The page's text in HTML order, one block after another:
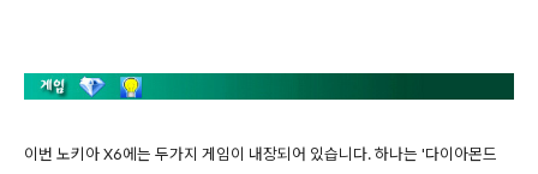
이번 노키아 X6에는 두가지 게임이 내장되어 있습니다. 하나는 '다이아몬드